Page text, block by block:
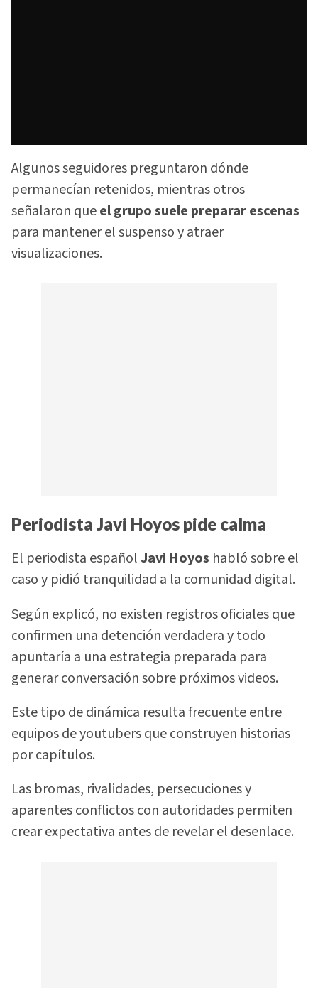
Algunos seguidores preguntaron dónde
permanecían retenidos, mientras otros
señalaron queel grupo suele preparar escenas
para mantener el suspenso y atraer
visualizaciones.
Periodista Javi Hoyos pide calma
El periodista españolJavi Hoyos habló sobre el
caso y pidió tranquilidad a la comunidad digital.
Según explicó, no existen registros oficiales que
confirmen una detención verdadera y todo
apuntaría a una estrategia preparada para
generar conversación sobre próximos videos.
Este tipo de dinámica resulta frecuente entre
equipos de youtubers que construyen historias
por capítulos.
Las bromas, rivalidades, persecuciones y
aparentes conflictos con autoridades permiten
crear expectativa antes de revelar el desenlace.